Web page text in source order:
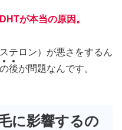
が本当の原因。
テロン）が悪さをするん
の後が問題なんです。
に影響するの